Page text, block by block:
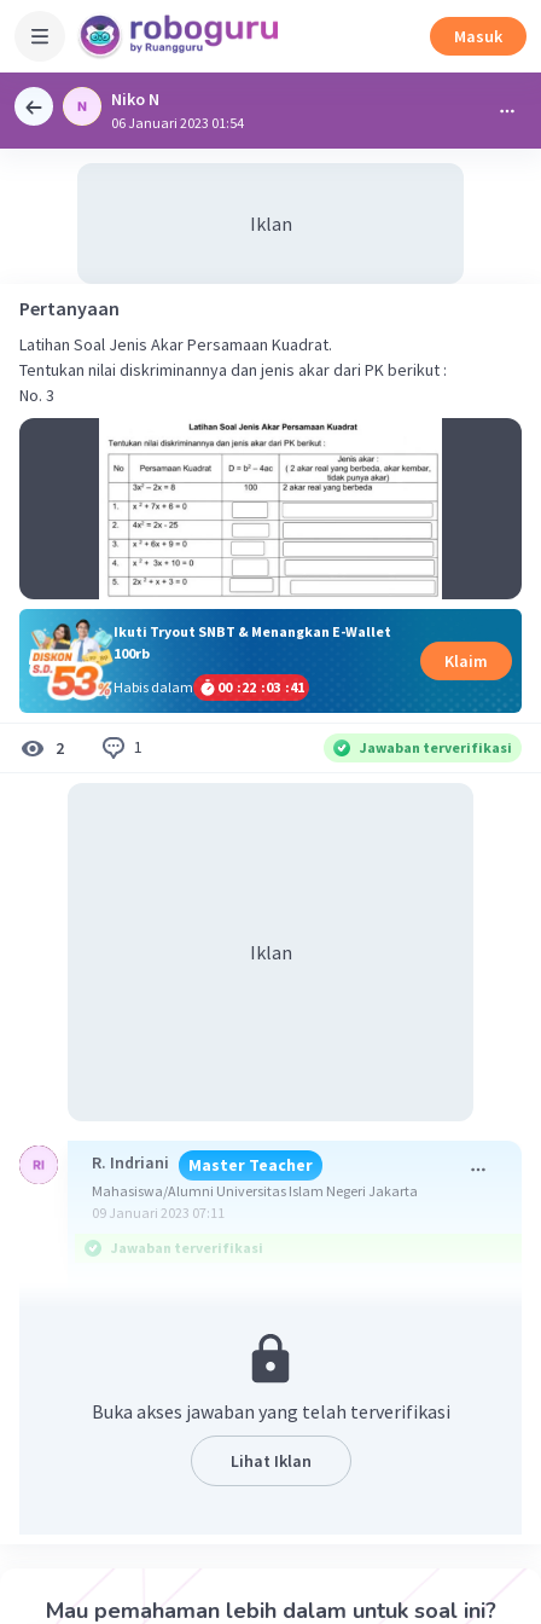
Masuk
Niko N
06 Januari 2023 01:54
Iklan
Pertanyaan
Latihan Soal Jenis Akar Persamaan Kuadrat.
Tentukan nilai diskriminannya dan jenis akar dari PK berikut :
No. 3
Ikuti Tryout SNBT & Menangkan E-Wallet
100rb
Habis dalam
00 :22 :03 :41
Klaim
2 1 Jawaban terverifikasi
Iklan
R. Indriani Master Teacher
Mahasiswa/Alumni Universitas Islam Negeri Jakarta
09 Januari 2023 07:11
Jawaban terverifikasi
Bentuk umum persamaan kuadrat:
ax² + bx + c = 0
Buka akses jawaban yang telah terverifikasi
Lihat Iklan
Mau pemahaman lebih dalam untuk soal ini?